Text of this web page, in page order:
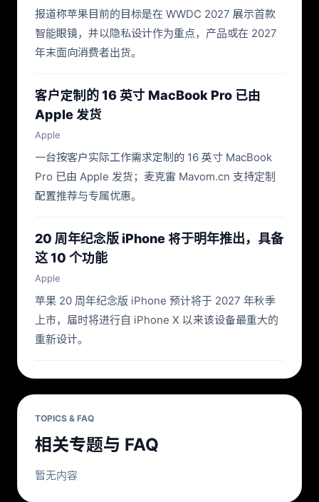
报道称苹果目前的目标是在 WWDC 2027 展示首款
智能眼镜，并以隐私设计作为重点，产品或在 2027
年末面向消费者出货。
客户定制的 16 英寸 MacBook Pro 已由
Apple 发货
Apple
一台按客户实际工作需求定制的 16 英寸 MacBook
Pro 已由 Apple 发货；麦克雷 Mavom.cn 支持定制
配置推荐与专属优惠。
20 周年纪念版 iPhone 将于明年推出，具备
这 10 个功能
Apple
苹果 20 周年纪念版 iPhone 预计将于 2027 年秋季
上市，届时将进行自 iPhone X 以来该设备最重大的
重新设计。
TOPICS & FAQ
相关专题与 FAQ
暂无内容